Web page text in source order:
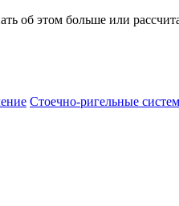
об этом больше или
Стоечно-ригельные